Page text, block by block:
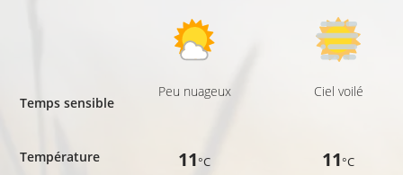
Temps sensible
Température
Peu nuageux
11°C
Ciel voilé
11°C